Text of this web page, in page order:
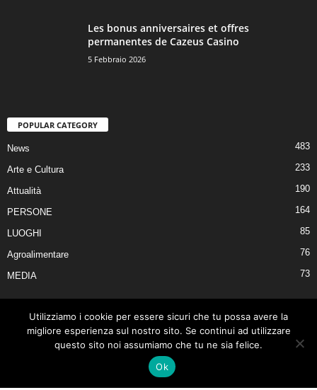
Les bonus anniversaires et offres
permanentes de Cazeus Casino
5 Febbraio 2026
POPULAR CATEGORY
News 483
Arte e Cultura 233
Attualità 190
PERSONE 164
LUOGHI 85
Agroalimentare 76
MEDIA 73
Privacy & Cookies Policy
Contatti
©
Utilizziamo i cookie per essere sicuri che tu possa avere la
migliore esperienza sul nostro sito. Se continui ad utilizzare
questo sito noi assumiamo che tu ne sia felice.
Ok